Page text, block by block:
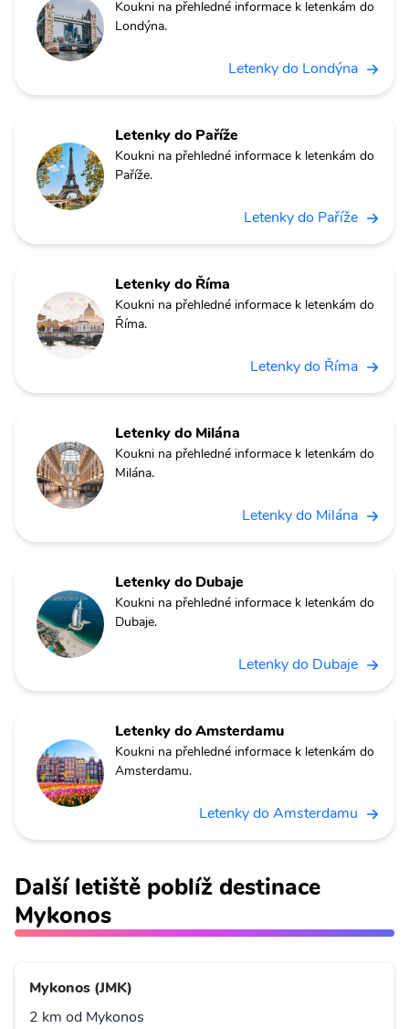
Koukni na přehledné informace k letenkám do
Londýna.
Letenky do Londýna
Letenky do Paříže
Koukni na přehledné informace k letenkám do
Paříže.
Letenky do Paříže
Letenky do Říma
Koukni na přehledné informace k letenkám do
Říma.
Letenky do Říma
Letenky do Milána
Koukni na přehledné informace k letenkám do
Milána.
Letenky do Milána
Letenky do Dubaje
Koukni na přehledné informace k letenkám do
Dubaje.
Letenky do Dubaje
Letenky do Amsterdamu
Koukni na přehledné informace k letenkám do
Amsterdamu.
Letenky do Amsterdamu
Další letiště poblíž destinace
Mykonos
Mykonos (JMK)
2 km od Mykonos